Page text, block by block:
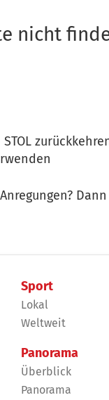
nicht
Sport
Lokal
Weltweit
Panorama
Überblick
Panorama